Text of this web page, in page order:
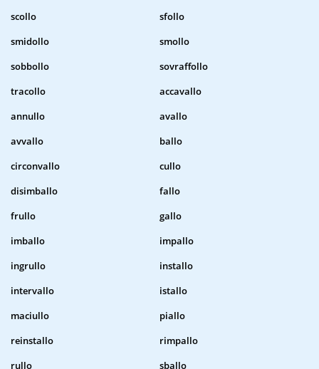
scollo
sfollo
smidollo
smollo
sobbollo
sovraffollo
tracollo
accavallo
annullo
avallo
avvallo
ballo
circonvallo
cullo
disimballo
fallo
frullo
gallo
imballo
impallo
ingrullo
installo
intervallo
istallo
maciullo
piallo
reinstallo
rimpallo
rullo
sballo